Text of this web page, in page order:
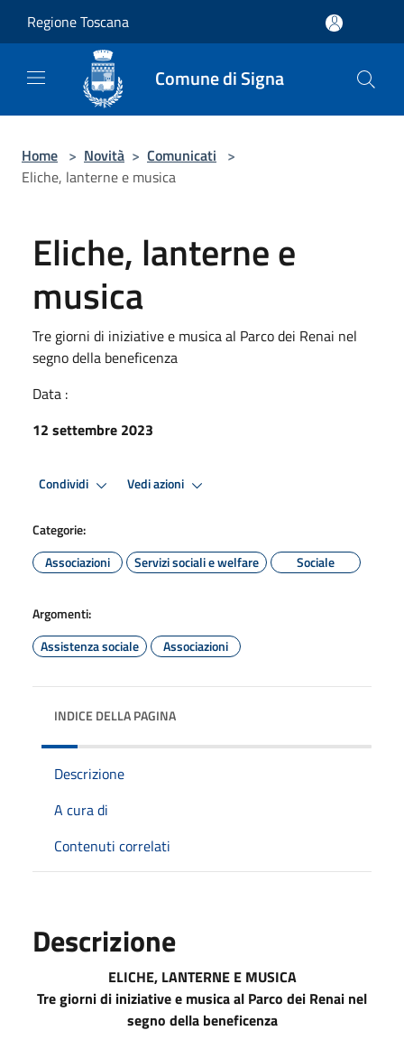
Regione Toscana
Comune di Signa
Home > Novità > Comunicati >
Eliche, lanterne e musica
Eliche, lanterne e
musica
Tre giorni di iniziative e musica al Parco dei Renai nel
segno della beneficenza
Data :
12 settembre 2023
Condividi Vedi azioni
Categorie:
Associazioni
Servizi sociali e welfare Sociale
Argomenti:
Assistenza sociale
Associazioni
INDICE DELLA PAGINA
Descrizione
A cura di
Contenuti correlati
Descrizione
ELICHE, LANTERNE E MUSICA
Tre giorni di iniziative e musica al Parco dei Renai nel
segno della beneficenza